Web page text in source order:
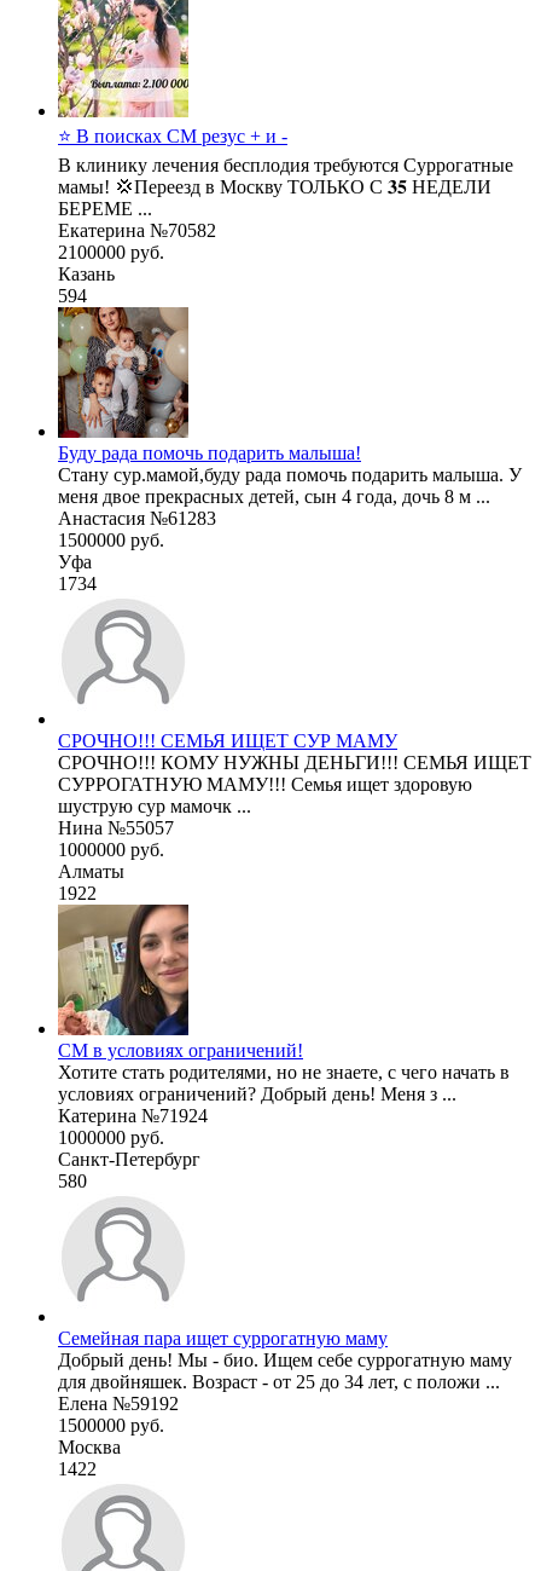
⭐ В поисках СМ резус + и -
В клинику лечения бесплодия требуются Суррогатные
мамы! 💢Переезд в Москву ТОЛЬКО С 𝟑𝟓 НЕДЕЛИ
БЕРЕМЕ ...
Екатерина №70582
2100000 руб.
Казань
594
Буду рада помочь подарить малыша!
Стану сур.мамой,буду рада помочь подарить малыша. У
меня двое прекрасных детей, сын 4 года, дочь 8 м ...
Анастасия №61283
1500000 руб.
Уфа
1734
СРОЧНО!!! СЕМЬЯ ИЩЕТ СУР МАМУ
СРОЧНО!!! КОМУ НУЖНЫ ДЕНЬГИ!!! СЕМЬЯ ИЩЕТ
СУРРОГАТНУЮ МАМУ!!! Семья ищет здоровую
шуструю сур мамочк ...
Нина №55057
1000000 руб.
Алматы
1922
СМ в условиях ограничений!
Хотите стать родителями, но не знаете, с чего начать в
условиях ограничений? Добрый день! Меня з ...
Катерина №71924
1000000 руб.
Санкт-Петербург
580
Семейная пара ищет суррогатную маму
Добрый день! Мы - био. Ищем себе суррогатную маму
для двойняшек. Возраст - от 25 до 34 лет, с положи ...
Елена №59192
1500000 руб.
Москва
1422